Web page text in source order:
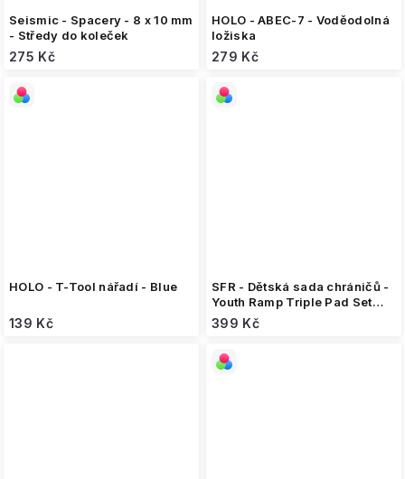
Seismic - Spacery - 8 x 10 mm
- Středy do koleček
275 Kč
HOLO - ABEC-7 - Voděodolná
ložiska
279 Kč
HOLO - T-Tool nářadí - Blue
139 Kč
SFR - Dětská sada chráničů -
Youth Ramp Triple Pad Set
Black/Pink
399 Kč